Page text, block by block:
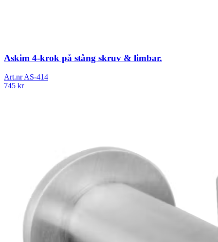
Askim 4-krok på stång skruv & limbar.
Art.nrAS-414
745 kr